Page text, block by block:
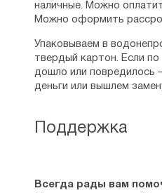
Поддержка
Всегда рады вам
наличные. Можно
Можно оформить
Упаковываем в
твердый картон. Если
дошло или повредилось
деньги или вышлем